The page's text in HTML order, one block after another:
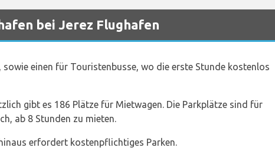
bei Jerez Flughafen
einen für Touristenbusse, wo die erste Stunde kostenlos
gibt es 186 Plätze für Mietwagen. Die Parkplätze sind für
ab 8 Stunden zu mieten.
erfordert kostenpflichtiges Parken.